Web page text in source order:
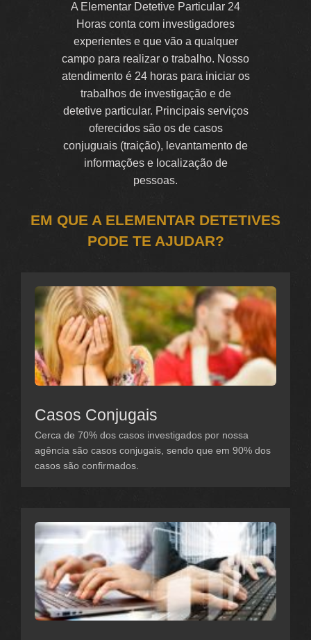
A Elementar Detetive Particular 24
Horas conta com investigadores
experientes e que vão a qualquer
campo para realizar o trabalho. Nosso
atendimento é 24 horas para iniciar os
trabalhos de investigação e de
detetive particular. Principais serviços
oferecidos são os de casos
conjuguais (traição), levantamento de
informações e localização de
pessoas.
EM QUE A ELEMENTAR DETETIVES
PODE TE AJUDAR?
Casos Conjugais
Cerca de 70% dos casos investigados por nossa
agência são casos conjugais, sendo que em 90% dos
casos são confirmados.